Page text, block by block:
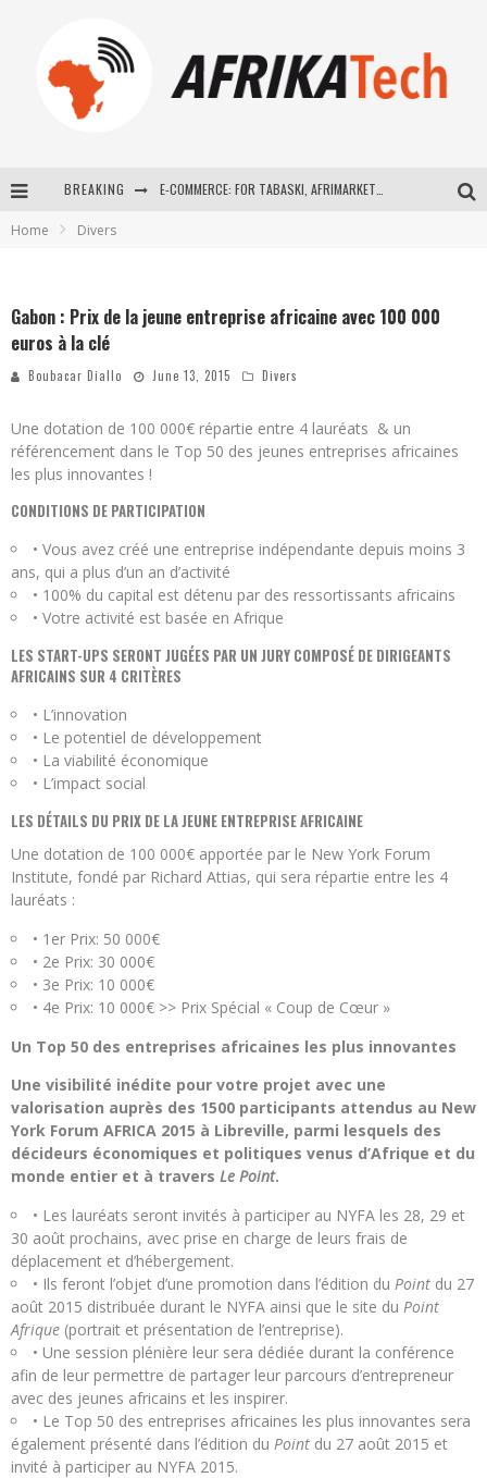
BREAKING
How Technology Has Changed Sports
Home Divers
Gabon : Prix de la jeune entreprise africaine avec 100 000
euros à la clé
Boubacar Diallo June 13, 2015 Divers
Une dotation de 100 000€ répartie entre 4 lauréats & un
référencement dans le Top 50 des jeunes entreprises africaines
les plus innovantes !
CONDITIONS DE PARTICIPATION
• Vous avez créé une entreprise indépendante depuis moins 3
ans, qui a plus d’un an d’activité
• 100% du capital est détenu par des ressortissants africains
• Votre activité est basée en Afrique
LES START-UPS SERONT JUGÉES PAR UN JURY COMPOSÉ DE DIRIGEANTS
AFRICAINS SUR 4 CRITÈRES
• L’innovation
• Le potentiel de développement
• La viabilité économique
• L’impact social
LES DÉTAILS DU PRIX DE LA JEUNE ENTREPRISE AFRICAINE
Une dotation de 100 000€ apportée par le New York Forum
Institute, fondé par Richard Attias, qui sera répartie entre les 4
lauréats :
• 1er Prix: 50 000€
• 2e Prix: 30 000€
• 3e Prix: 10 000€
• 4e Prix: 10 000€ >> Prix Spécial « Coup de Cœur »
Un Top 50 des entreprises africaines les plus innovantes
Une visibilité inédite pour votre projet avec une
valorisation auprès des 1500 participants attendus au New
York Forum AFRICA 2015 à Libreville, parmi lesquels des
décideurs économiques et politiques venus d’Afrique et du
monde entier et à travers Le Point.
• Les lauréats seront invités à participer au NYFA les 28, 29 et
30 août prochains, avec prise en charge de leurs frais de
déplacement et d’hébergement.
• Ils feront l’objet d’une promotion dans l’édition du Point du 27
août 2015 distribuée durant le NYFA ainsi que le site du Point
Afrique (portrait et présentation de l’entreprise).
• Une session plénière leur sera dédiée durant la conférence
afin de leur permettre de partager leur parcours d’entrepreneur
avec des jeunes africains et les inspirer.
• Le Top 50 des entreprises africaines les plus innovantes sera
également présenté dans l’édition du Point du 27 août 2015 et
invité à participer au NYFA 2015.